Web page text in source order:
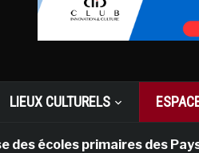
LIEUX CULTURELS
primaires des Pays-bas